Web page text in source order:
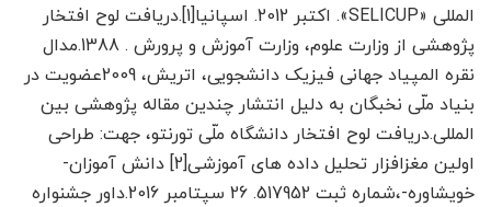
المللی «SELICUP». اکتبر 2012. اسپانیا[1].دریافت لوح افتخار
پژوهشی از وزارت علوم، وزارت آموزش و پرورش . 1388.مدال
نقره المپیاد جهانی فیزیک دانشجویی، اتریش، 2009عضویت در
بنیاد ملّی نخبگان به دلیل انتشار چندین مقاله پژوهشی بین
المللی.دریافت لوح افتخار دانشگاه ملّی تورنتو، جهت: طراحی
اولین مغزافزار تحلیل داده های آموزشی[2] دانش آموزان-
خویشاوره-،شماره ثبت 517952. 26 سپتامبر 2016.داور جشنواره